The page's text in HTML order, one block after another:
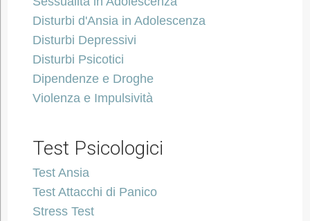
Disturbi d'Ansia in Adolescenza
Disturbi Depressivi
Disturbi Psicotici
Dipendenze e Droghe
Violenza e Impulsività
Test Psicologici
Test Ansia
Test Attacchi di Panico
Stress Test